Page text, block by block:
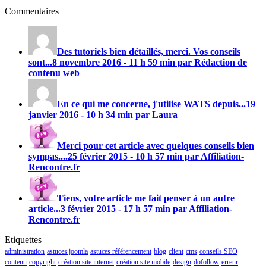
Commentaires
Des tutoriels bien détaillés, merci. Vos conseils
sont...8 novembre 2016 - 11 h 59 min par Rédaction de
contenu web
En ce qui me concerne, j'utilise WATS depuis...19
janvier 2016 - 10 h 34 min par Laura
Merci pour cet article avec quelques conseils bien
sympas....25 février 2015 - 10 h 57 min par Affiliation-
Rencontre.fr
Tiens, votre article me fait penser à un autre
article...3 février 2015 - 17 h 57 min par Affiliation-
Rencontre.fr
Etiquettes
administration astuces joomla astuces référencement blog client cms conseils SEO
contenu copyright création site internet création site mobile design dofollow erreur